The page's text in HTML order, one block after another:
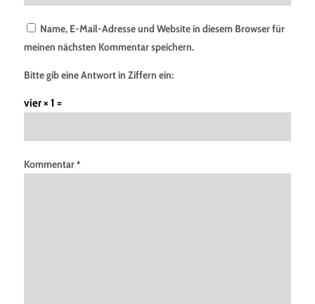
Name, E-Mail-Adresse und Website in diesem Browser für
meinen nächsten Kommentar speichern.
Bitte gib eine Antwort in Ziffern ein:
vier × 1 =
Kommentar*